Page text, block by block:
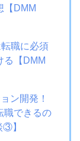
【DMM
職に必須
る【DMM
ン開発！
職できるの
③】